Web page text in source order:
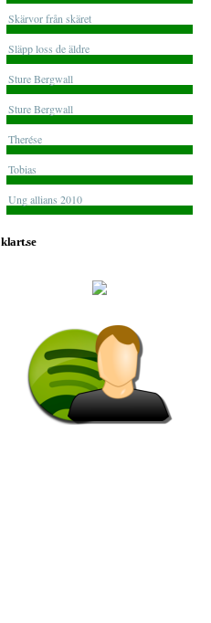
Skärvor från skäret
Släpp loss de äldre
Sture Bergwall
Sture Bergwall
Therése
Tobias
Ung allians 2010
klart.se